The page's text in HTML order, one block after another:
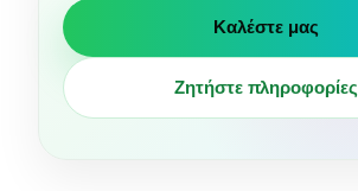
Καλέστε μας
Ζητήστε πληροφορίες